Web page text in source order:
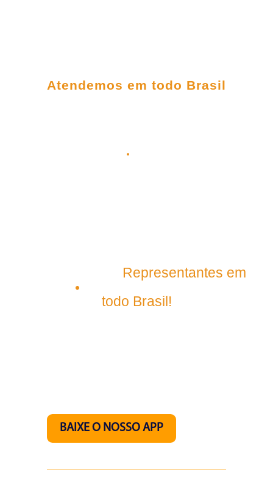
Atendemos em todo Brasil
(98) 98145-9031
Representantes em
todo Brasil!
BAIXE O NOSSO APP